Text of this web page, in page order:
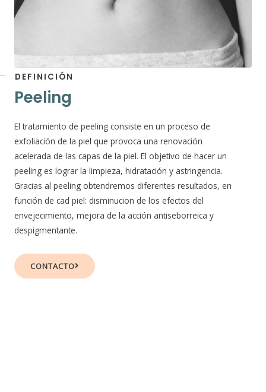
DEFINICIÓN
Peeling
El tratamiento de peeling consiste en un proceso de
exfoliación de la piel que provoca una renovación
acelerada de las capas de la piel. El objetivo de hacer un
peeling es lograr la limpieza, hidratación y astringencia.
Gracias al peeling obtendremos diferentes resultados, en
función de cad piel: disminucion de los efectos del
envejecimiento, mejora de la acción antiseborreica y
despigmentante.
CONTACTO